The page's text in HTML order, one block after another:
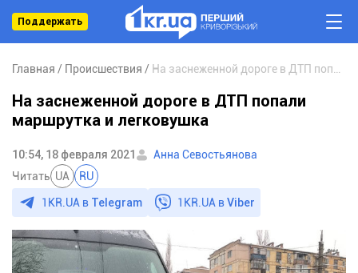
Поддержать
Главная Происшествия
На заснеженной дороге в ДТП попали
маршрутка и легковушка
10:54, 18 февраля 2021
Анна Севостьянова
Читать UA RU
1KR.UA в Telegram 1KR.UA вViber